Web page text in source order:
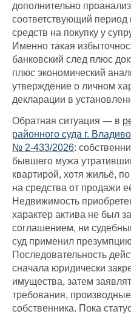
дополнительно
соответствующий период
средств на покупку у
Именно такая
банковский след плюс
плюс экономический
утверждение о личном
декларации в
Обратная ситуация — в
районного суда г.
№ 2-433/2026:
бывшего мужа
квартирой, хотя жильё,
на средства от продажи
Недвижимость
характер актива не был
соглашением, ни
суд применил
Последовательность
сначала юридически
имущества, затем
требования,
собственника. Пока